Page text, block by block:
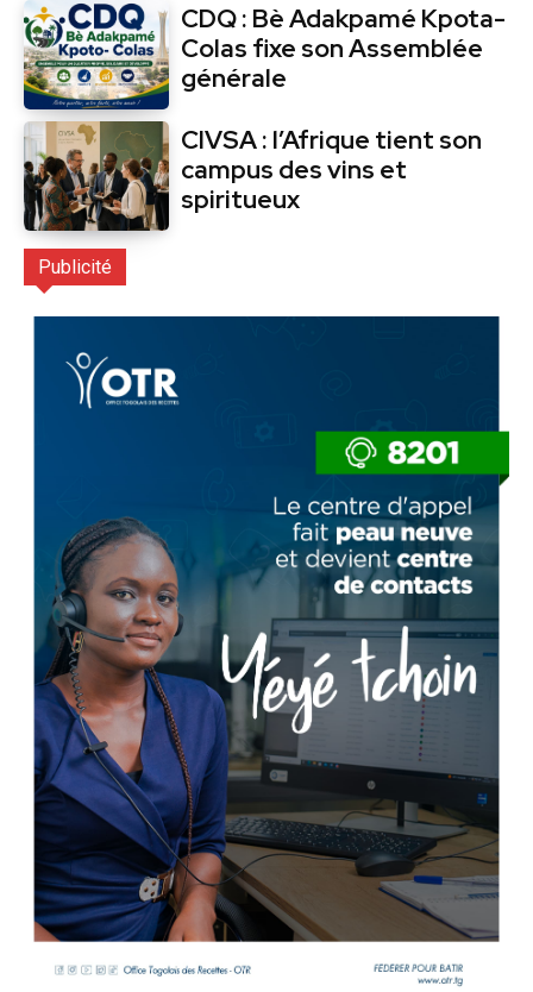
CDQ : Bè Adakpamé Kpota-
Colas fixe son Assemblée
générale
CIVSA : l’Afrique tient son
campus des vins et
spiritueux
Publicité